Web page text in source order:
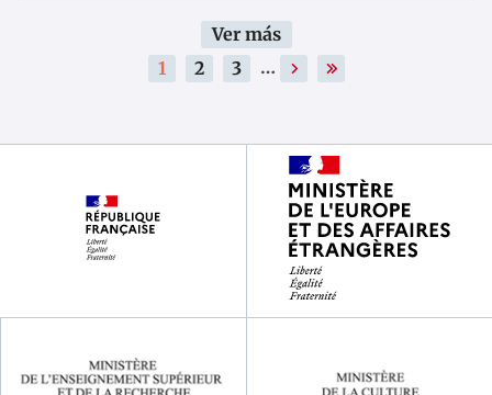
Ver más
Página
1 Página
2 Página
3 …
Siguiente